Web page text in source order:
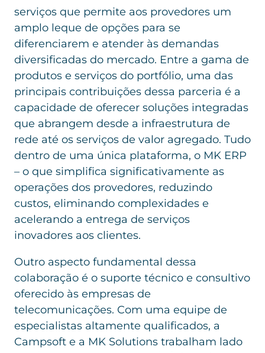
serviços que permite aos provedores um
amplo leque de opções para se
diferenciarem e atender às demandas
diversificadas do mercado. Entre a gama de
produtos e serviços do portfólio, uma das
principais contribuições dessa parceria é a
capacidade de oferecer soluções integradas
que abrangem desde a infraestrutura de
rede até os serviços de valor agregado. Tudo
dentro de uma única plataforma, o MK ERP
– o que simplifica significativamente as
operações dos provedores, reduzindo
custos, eliminando complexidades e
acelerando a entrega de serviços
inovadores aos clientes.
Outro aspecto fundamental dessa
colaboração é o suporte técnico e consultivo
oferecido às empresas de
telecomunicações. Com uma equipe de
especialistas altamente qualificados, a
Campsoft e a MK Solutions trabalham lado